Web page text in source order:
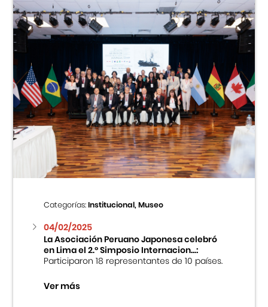
Categorías:Institucional, Museo
04/02/2025
La Asociación Peruano Japonesa celebró
en Lima el 2.º Simposio Internacion...:
Participaron 18 representantes de 10 países.
Ver más